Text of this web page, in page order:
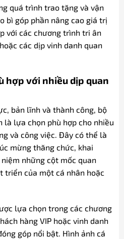
quá trình trao tặng và vận
bì góp phần nâng cao giá trị
với các chương trình tri ân
các dịp vinh danh quan
hợp với nhiều dịp quan
bản lĩnh và thành công, bộ
là lựa chọn phù hợp cho nhiều
và công việc. Đây có thể là
mừng thăng chức, khai
những cột mốc quan
của một cá nhân hoặc
lựa chọn trong các chương
hàng VIP hoặc vinh danh
góp nổi bật. Hình ảnh cá